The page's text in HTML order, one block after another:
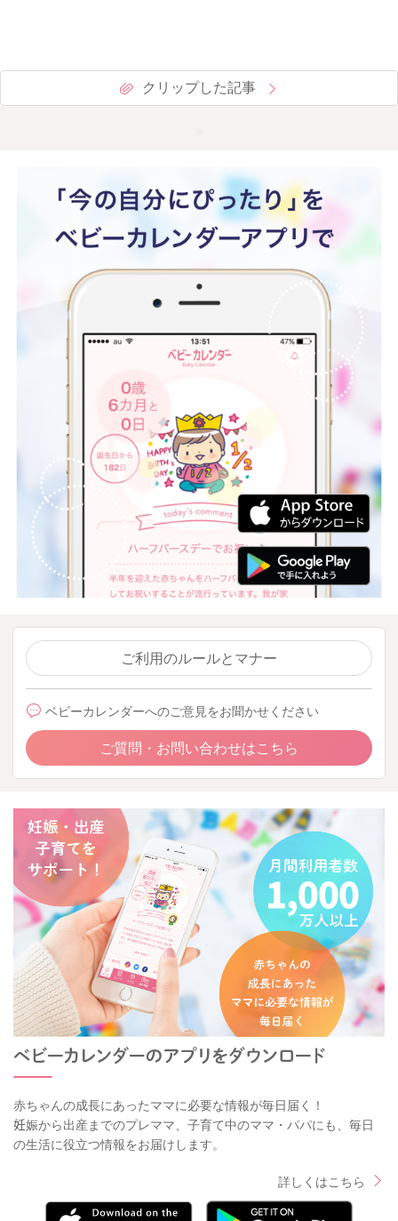
クリップした記事
ご利用のルールとマナー
ベビーカレンダーへのご意見をお聞かせください
ご質問・お問い合わせはこちら
赤ちゃんの成長にあったママに必要な情報が毎日届く！
妊娠から出産までのプレママ、子育て中のママ・パパにも、毎日
の生活に役立つ情報をお届けします。
詳しくはこちら